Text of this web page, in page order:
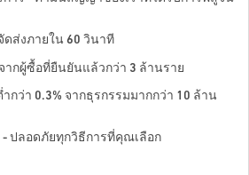
ดส่งภายใน 60 วินาที
ากผู้ซื้อที่ยืนยันแล้วกว่า 3 ล้านราย
กว่า 0.3% จากธุรกรรมมากกว่า 10 ล้าน
- ปลอดภัยทุกวิธีการที่คุณเลือก